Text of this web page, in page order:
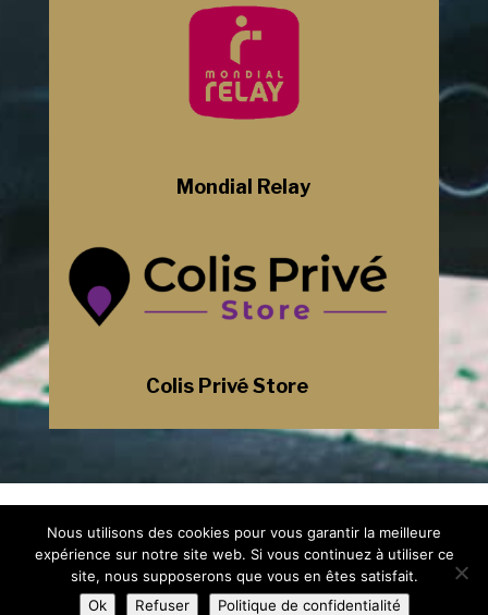
Mondial Relay
Colis Privé Store
Politique de Confidentialité
Plan du Site
Création Site Internet Saint-Etienne |
WEBILIKO |
Nous utilisons des cookies pour vous garantir la meilleure
expérience sur notre site web. Si vous continuez à utiliser ce
site, nous supposerons que vous en êtes satisfait.
Ok
Refuser Politique de confidentialité